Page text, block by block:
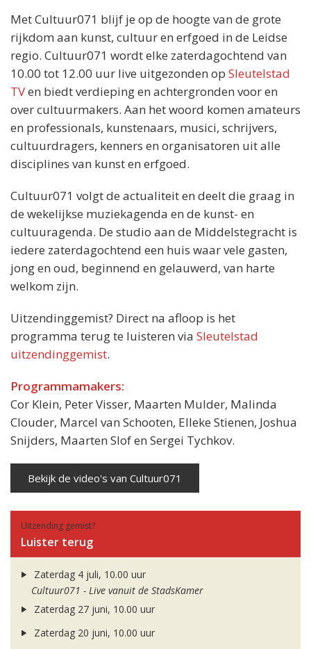
Met Cultuur071 blijf je op de hoogte van de grote
rijkdom aan kunst, cultuur en erfgoed in de Leidse
regio. Cultuur071 wordt elke zaterdagochtend van
10.00 tot 12.00 uur live uitgezonden op Sleutelstad
TVen biedt verdieping en achtergronden voor en
over cultuurmakers. Aan het woord komen amateurs
en professionals, kunstenaars, musici, schrijvers,
cultuurdragers, kenners en organisatoren uit alle
disciplines van kunst en erfgoed.
Cultuur071 volgt de actualiteit en deelt die graag in
de wekelijkse muziekagenda en de kunst- en
cultuuragenda. De studio aan de Middelstegracht is
iedere zaterdagochtend een huis waar vele gasten,
jong en oud, beginnend en gelauwerd, van harte
welkom zijn.
Uitzendinggemist? Direct na afloop is het
programma terug te luisteren via Sleutelstad
uitzendinggemist.
Programmamakers:
Cor Klein, Peter Visser, Maarten Mulder, Malinda
Clouder, Marcel van Schooten, Elleke Stienen, Joshua
Snijders, Maarten Slof en Sergei Tychkov.
Bekijk de video's van Cultuur071
Uitzending gemist?
Luister terug
Zaterdag 4 juli, 10.00 uur
Cultuur071 - Live vanuit de StadsKamer
Zaterdag 27 juni, 10.00 uur
Zaterdag 20 juni, 10.00 uur